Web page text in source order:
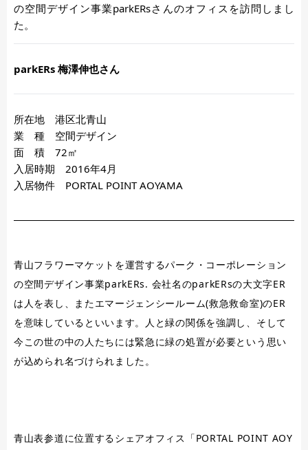
の空間デザイン事業parkERsさんのオフィスを訪問しまし
た。
parkERs 梅澤伸也さん
所在地 港区北青山
業 種 空間デザイン
面 積 72㎡
入居時期 2016年4月
入居物件 PORTAL POINT AOYAMA
青山フラワーマケットを運営するパーク・コーポレーション
の空間デザイン事業parkERs. 会社名のparkERsの大文字ER
は人を表し、またエマージェンシールーム(救急救命室)のER
を意味しているといいます。人と緑の関係を強調し、そして
今この世の中の人たちには緊急に緑の処置が必要という思い
が込められ名づけられました。
青山表参道に位置するシェアオフィス「PORTAL POINT AOY